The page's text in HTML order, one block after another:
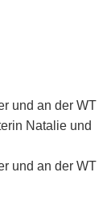
und an der WT
Natalie und
und an der WT